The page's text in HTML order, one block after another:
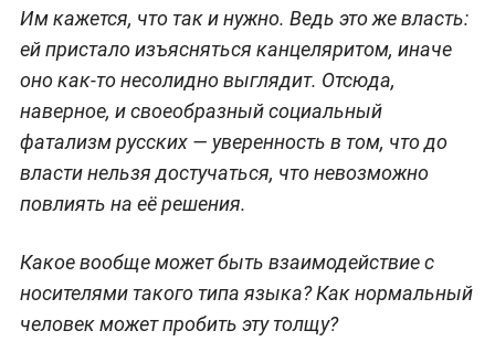
Им кажется, что так и нужно. Ведь это же власть:
ей пристало изъясняться канцеляритом, иначе
оно как-то несолидно выглядит. Отсюда,
наверное, и своеобразный социальный
фатализм русских — уверенность в том, что до
власти нельзя достучаться, что невозможно
повлиять на её решения.
Какое вообще может быть взаимодействие с
носителями такого типа языка? Как нормальный
человек может пробить эту толщу?